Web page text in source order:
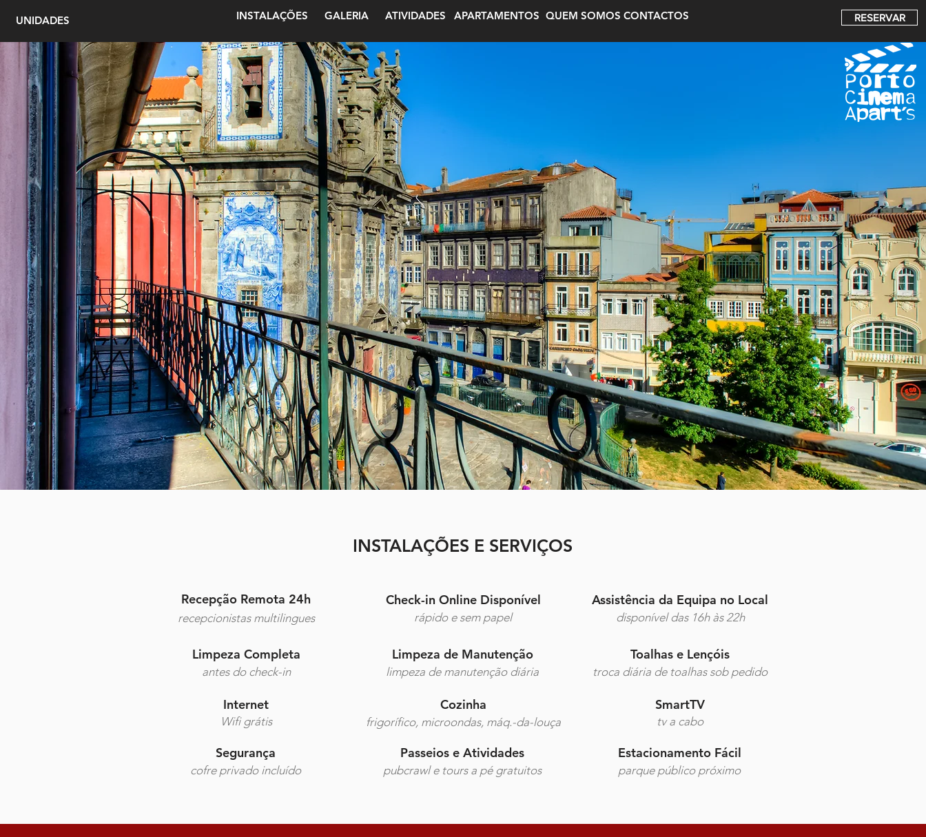
UNIDADES INSTALAÇÕES GALERIA ATIVIDADES APARTAMENTOS QUEM SOMOS CONTACTOS RESERVAR
INSTALAÇÕES E SERVIÇOS
Recepção Remota 24h
recepcionistas multilingues
Check-in Online Disponível
rápido e sem papel
Assistência da Equipa no Local
disponível das 16h às 22h
Limpeza Completa
antes do check-in
Limpeza de Manutenção
limpeza de manutenção diária
Toalhas e Lençóis
troca diária de toalhas sob pedido
Internet
Wifi grátis
Cozinha
frigorífico, microondas, máq.-da-louça
SmartTV
tv a cabo
Segurança
cofre privado incluído
Passeios e Atividades
pubcrawl e tours a pé gratuitos
Estacionamento Fácil
parque público próximo